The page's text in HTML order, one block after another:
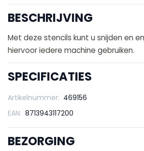
BESCHRIJVING
Met deze stencils kunt u snijden en
hiervoor iedere machine gebruiken.
SPECIFICATIES
Artikelnummer: 469156
EAN: 8713943117200
BEZORGING